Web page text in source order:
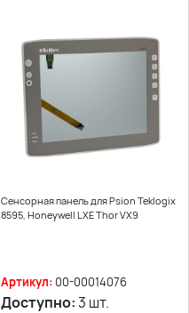
Сенсорная панель для Psion Teklogix
8595, Honeywell LXE Thor VX9
Артикул: 00-00014076
Доступно:3 шт.